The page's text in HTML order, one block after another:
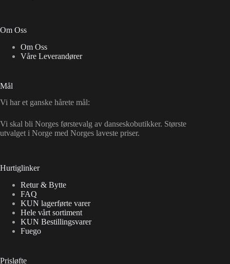
Om Oss
Om Oss
Våre Leverandører
Mål
Vi har et ganske hårete mål:
Vi skal bli Norges førstevalg av danseskobutikker. Største
utvalget i Norge med Norges laveste priser.
Hurtiglinker
Retur & Bytte
FAQ
KUN lagerførte varer
Hele vårt sortiment
KUN Bestillingsvarer
Fuego
Prisløfte